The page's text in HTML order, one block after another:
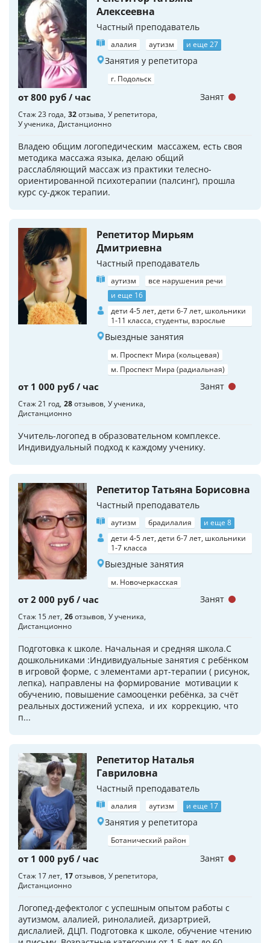
Алексеевна
Частный преподаватель
алалия аутизм и еще 27
Занятия у репетитора
г. Подольск
от 800 руб / час
Стаж 23 года 32отзыва У репетитора
У ученика Дистанционно
Владею общим логопедическим массажем, есть своя
методика массажа языка, делаю общий
расслабляющий массаж из практики телесно-
ориентированной психотерапии (палсинг), прошла
курс су-джок терапии.
Занят
Репетитор Мирьям
Дмитриевна
Частный преподаватель
аутизм
все нарушения речи
и еще 16
дети 4-5 лет, дети 6-7 лет, школьники
1-11 класса, студенты, взрослые
Выездные занятия
м. Проспект Мира (кольцевая)
м. Проспект Мира (радиальная)
от 1 000 руб / час
Стаж 21 год 28отзывов У ученика
Дистанционно
Учитель-логопед в образовательном комплексе.
Индивидуальный подход к каждому ученику.
Занят
Репетитор Татьяна Борисовна
Частный преподаватель
аутизм брадилалия
и еще 8
дети 4-5 лет, дети 6-7 лет, школьники
1-7 класса
Выездные занятия
м. Новочеркасская
от 2 000 руб / час
Стаж 15 лет 26отзывов У ученика
Дистанционно
Подготовка к школе. Начальная и средняя школа.С
дошкольниками :Индивидуальные занятия с ребёнком
в игровой форме, c элементами арт-терапии ( рисунок,
лепка), направлены на формирование мотивации к
обучению, повышение самооценки ребёнка, за счёт
реальных достижений успеха, и их коррекцию, что
п...
Занят
Репетитор Наталья
Гавриловна
Частный преподаватель
алалия аутизм и еще 17
Занятия у репетитора
Ботанический район
от 1 000 руб / час
Стаж 17 лет 17отзывов У репетитора
Дистанционно
Логопед-дефектолог с успешным опытом работы с
аутизмом, алалией, ринолалией, дизартрией,
дислалией, ДЦП. Подготовка к школе, обучение чтению
Занят